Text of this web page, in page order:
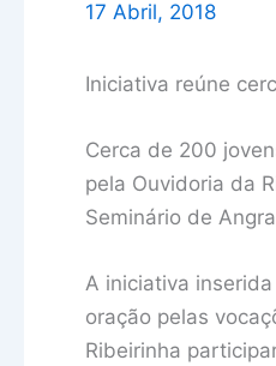
17 Abril, 2018
Iniciativa reúne
Cerca de 200
pela Ouvidoria da
Seminário de
A iniciativa
oração pelas
Ribeirinha